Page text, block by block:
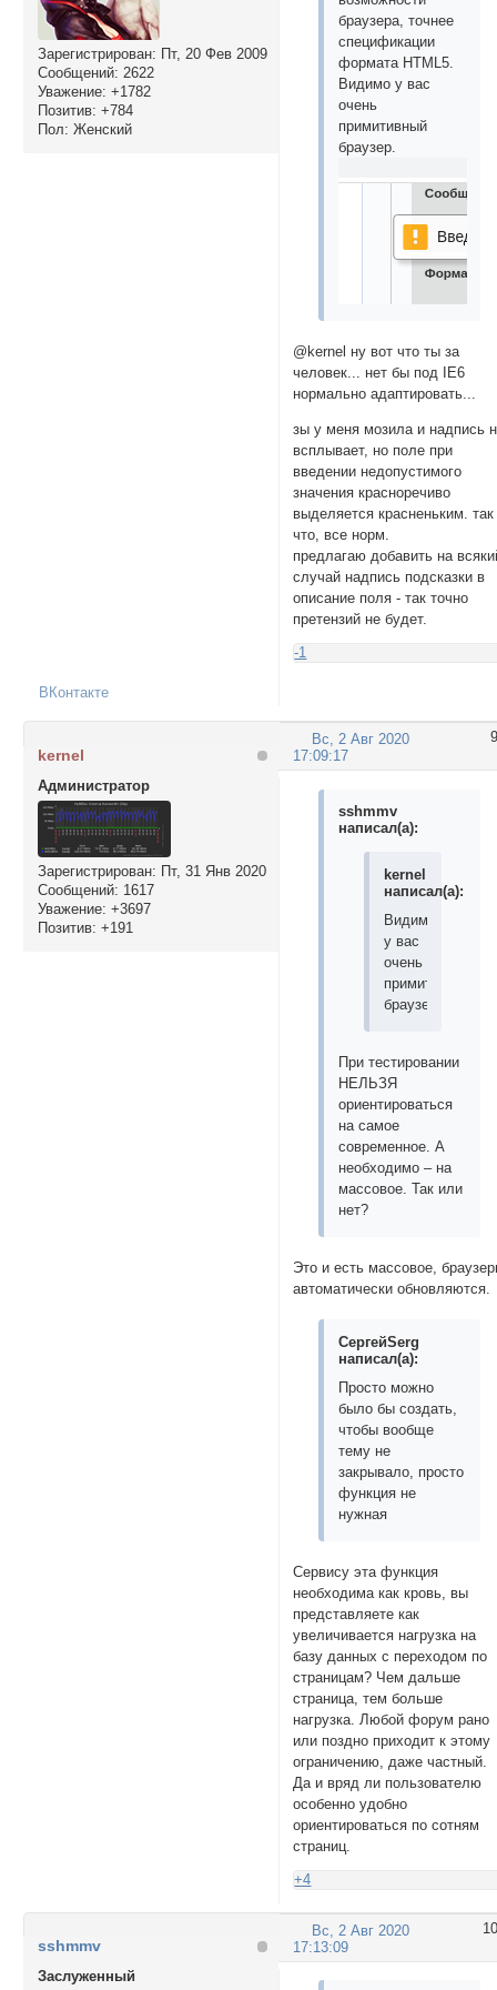
Зарегистрирован: Пт, 20 Фев 2009
Сообщений: 2622
Уважение: +1782
Позитив: +784
Пол: Женский
браузера, точнее
спецификации
формата HTML5.
Видимо у вас
очень
примитивный
браузер.
@kernel ну вот что ты за
человек... нет бы под IE6
нормально адаптировать...
зы у меня мозила и надпись
всплывает, но поле при
введении недопустимого
значения красноречиво
выделяется красненьким. так
что, все норм.
предлагаю добавить на
случай надпись подсказки в
описание поля - так точно
претензий не будет.
-1
ВКонтакте
9
Вс, 2 Авг 2020
17:09:17
kernel
Администратор
Зарегистрирован: Пт, 31 Янв 2020
Сообщений: 1617
Уважение: +3697
Позитив: +191
sshmmv
написал(а):
kernel
написал(а):
Видимо
у вас
очень
примитивный
браузер.
При тестировании
НЕЛЬЗЯ
ориентироваться
на самое
современное. А
необходимо – на
массовое. Так или
нет?
Это и есть массовое,
автоматически обновляются.
СергейSerg
написал(а):
Просто можно
было бы создать,
чтобы вообще
тему не
закрывало, просто
функция не
нужная
Сервису эта функция
необходима как кровь, вы
представляете как
увеличивается нагрузка на
базу данных с переходом по
страницам? Чем дальше
страница, тем больше
нагрузка. Любой форум рано
или поздно приходит к этому
ограничению, даже частный.
Да и вряд ли пользователю
особенно удобно
ориентироваться по сотням
страниц.
+4
10
Вс, 2 Авг 2020
17:13:09
sshmmv
Заслуженный